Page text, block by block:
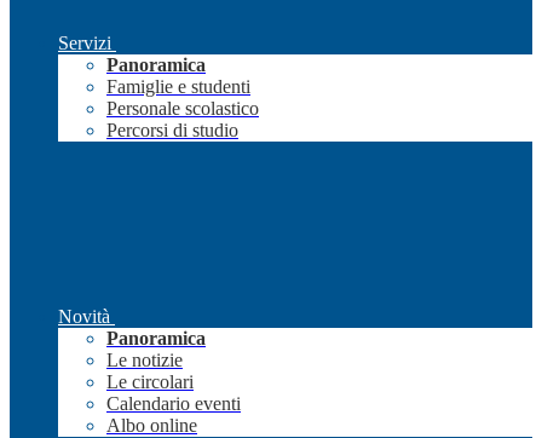
Servizi
Panoramica
Famiglie e studenti
Personale scolastico
Percorsi di studio
Novità
Panoramica
Le notizie
Le circolari
Calendario eventi
Albo online